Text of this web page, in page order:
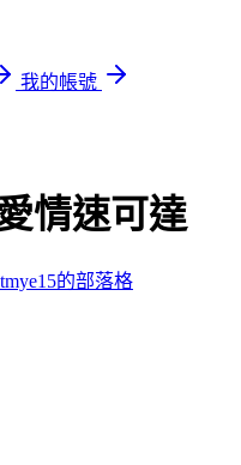
我的帳號
情速可達
的部落格